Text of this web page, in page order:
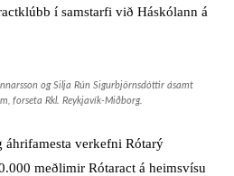
í samstarfi við Háskólann á
og Silja Rún Sigurbjörnsdóttir ásamt
forseta Rkl. Reykjavík-Miðborg.
áhrifamesta verkefni Rótarý
meðlimir Rótaract á heimsvísu